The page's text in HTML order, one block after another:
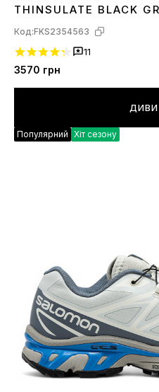
THINSULATE BLACK
Код:FKS2354563
11
3570 грн
Популярний Хіт сезону